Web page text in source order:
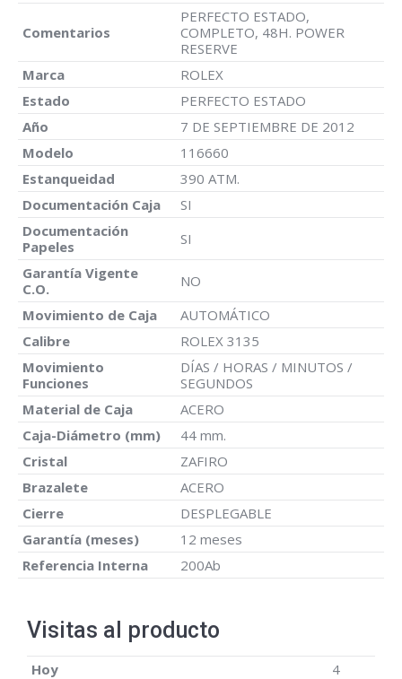
Comentarios
PERFECTO ESTADO,
COMPLETO, 48H. POWER
RESERVE
Marca
ROLEX
Estado
PERFECTO ESTADO
Año
7 DE SEPTIEMBRE DE 2012
Modelo
116660
Estanqueidad
390 ATM.
Documentación Caja
SI
Documentación
Papeles
SI
Garantía Vigente
C.O.
NO
Movimiento de Caja
AUTOMÁTICO
Calibre
ROLEX 3135
Movimiento
Funciones
DÍAS / HORAS / MINUTOS /
SEGUNDOS
Material de Caja
ACERO
Caja-Diámetro (mm)
44 mm.
Cristal
ZAFIRO
Brazalete
ACERO
Cierre
DESPLEGABLE
Garantía (meses)
12 meses
Referencia Interna
200Ab
Visitas al producto
Hoy
4